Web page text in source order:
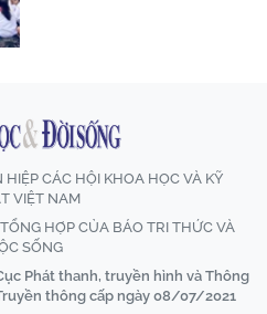
HIỆP CÁC HỘI KHOA HỌC VÀ KỸ
VIỆT NAM
HỢP CỦA BÁO TRI THỨC VÀ
SỐNG
Phát thanh, truyền hình và Thông
thông cấp ngày 08/07/2021